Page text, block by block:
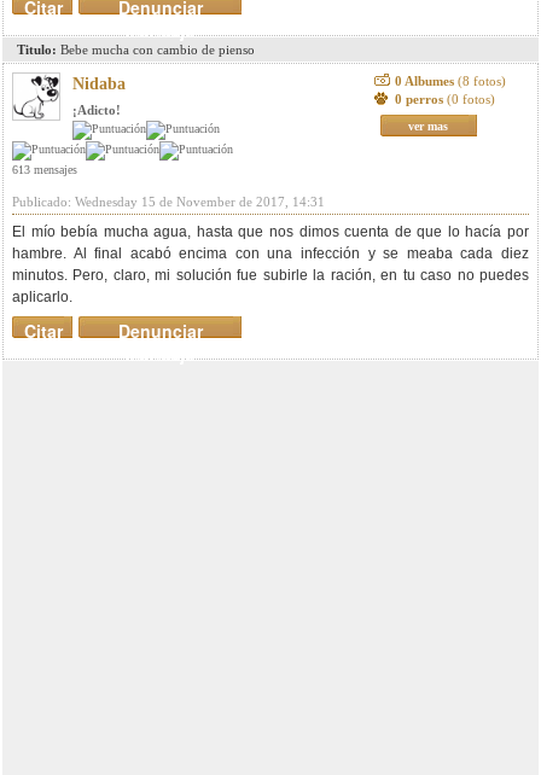
Denunciar
mensaje
Citar
Titulo: Bebe mucha con cambio de pienso
Nidaba
¡Adicto!
613 mensajes
0 Albumes (8 fotos)
0 perros (0 fotos)
ver mas
Publicado: Wednesday 15 de November de 2017, 14:31
El mío bebía mucha agua, hasta que nos dimos cuenta de que lo hacía por
hambre. Al final acabó encima con una infección y se meaba cada diez
minutos. Pero, claro, mi solución fue subirle la ración, en tu caso no puedes
aplicarlo.
Denunciar
mensaje
Citar